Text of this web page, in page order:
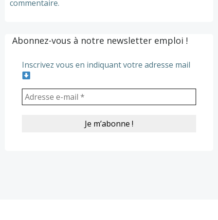
commentaire.
Abonnez-vous à notre newsletter emploi !
Inscrivez vous en indiquant votre adresse mail